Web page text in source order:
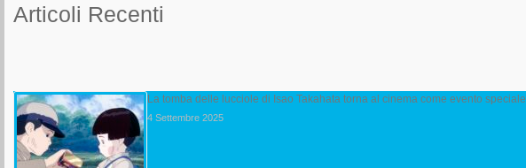
Articoli Recenti
La tomba delle lucciole di Isao Takahata torna al cinema come evento speciale
4 Settembre 2025